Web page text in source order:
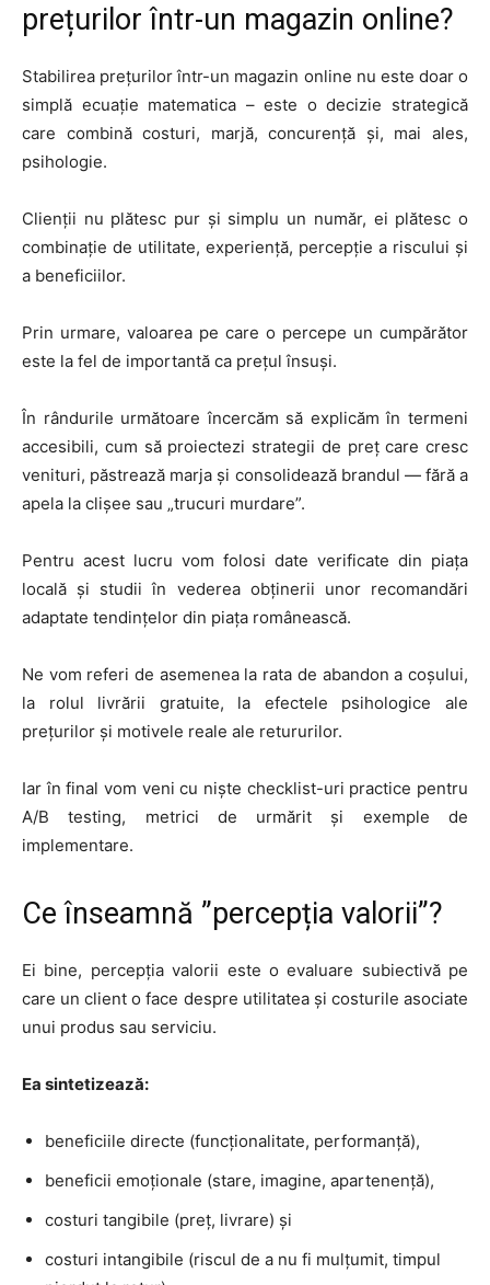
prețurilor într-un magazin online?
Stabilirea prețurilor într-un magazin online nu este doar o
simplă ecuație matematica – este o decizie strategică
care combină costuri, marjă, concurență și, mai ales,
psihologie.
Clienții nu plătesc pur și simplu un număr, ei plătesc o
combinație de utilitate, experiență, percepție a riscului și
a beneficiilor.
Prin urmare, valoarea pe care o percepe un cumpărător
este la fel de importantă ca prețul însuși.
În rândurile următoare încercăm să explicăm în termeni
accesibili, cum să proiectezi strategii de preț care cresc
venituri, păstrează marja și consolidează brandul — fără a
apela la clișee sau „trucuri murdare”.
Pentru acest lucru vom folosi date verificate din piața
locală și studii în vederea obținerii unor recomandări
adaptate tendințelor din piața românească.
Ne vom referi de asemenea la rata de abandon a coșului,
la rolul livrării gratuite, la efectele psihologice ale
prețurilor și motivele reale ale retururilor.
Iar în final vom veni cu niște checklist-uri practice pentru
A/B testing, metrici de urmărit și exemple de
implementare.
Ce înseamnă ”percepția valorii”?
Ei bine, percepția valorii este o evaluare subiectivă pe
care un client o face despre utilitatea și costurile asociate
unui produs sau serviciu.
Ea sintetizează:
beneficiile directe (funcționalitate, performanță),
beneficii emoționale (stare, imagine, apartenență),
costuri tangibile (preț, livrare) și
costuri intangibile (riscul de a nu fi mulțumit, timpul